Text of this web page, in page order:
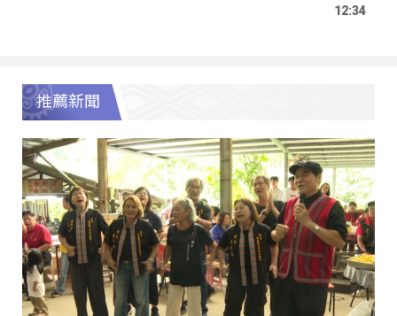
12:34
推薦新聞